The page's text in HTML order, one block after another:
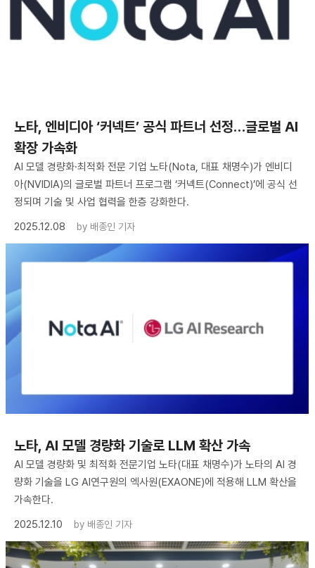
노타, 엔비디아 ‘커넥트’ 공식 파트너 선정…글로벌 AI
확장 가속화
AI 모델 경량화·최적화 전문 기업 노타(Nota, 대표 채명수)가 엔비디
아(NVIDIA)의 글로벌 파트너 프로그램 ‘커넥트(Connect)’에 공식 선
정되며 기술 및 사업 협력을 한층 강화한다.
2025.12.08
by 배종인 기자
노타, AI 모델 경량화 기술로 LLM 확산 가속
AI 모델 경량화 및 최적화 전문기업 노타(대표 채명수)가 노타의 AI 경
량화 기술을 LG AI연구원의 엑사원(EXAONE)에 적용해 LLM 확산을
가속한다.
2025.12.10
by 배종인 기자